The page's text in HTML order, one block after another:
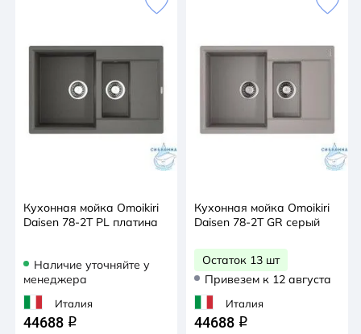
Кухонная мойка Omoikiri
Daisen 78-2T PL платина
Наличие уточняйте у
менеджера
Италия
44688 q
Кухонная мойка Omoikiri
Daisen 78-2T GR серый
Остаток 13 шт
Привезем к 12 августа
Италия
44688 q